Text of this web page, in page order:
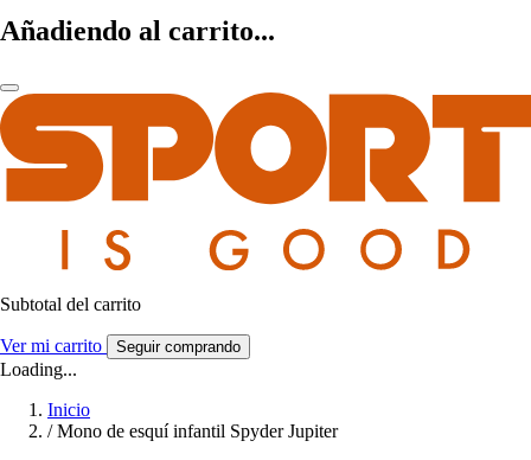
Añadiendo al carrito...
Subtotal del carrito
Ver mi carrito Seguir comprando
Loading...
Inicio
/ Mono de esquí infantil Spyder Jupiter